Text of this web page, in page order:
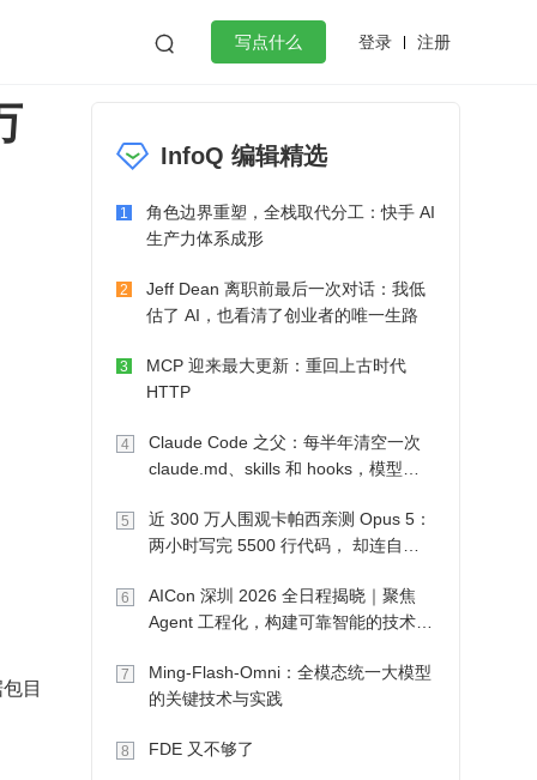
 写点什么 登录 注册
作
微服务架构 flutter
目
InfoQ 编辑精选
1
角色边界重塑，全栈取代分工：快手 AI
生产力体系成形
2
Jeff Dean 离职前最后一次对话：我低
估了 AI，也看清了创业者的唯一生路
3
MCP 迎来最大更新：重回上古时代
HTTP
4
Claude Code 之父：每半年清空一次
claude.md、skills 和 hooks，模型自
5
近 300 万人围观卡帕西亲测 Opus 5：
两小时写完 5500 行代码， 却连自己
6
AICon 深圳 2026 全日程揭晓｜聚焦
Agent 工程化，构建可靠智能的技术路
7
Ming-Flash-Omni：全模态统一大模型
的关键技术与实践
8 FDE 又不够了